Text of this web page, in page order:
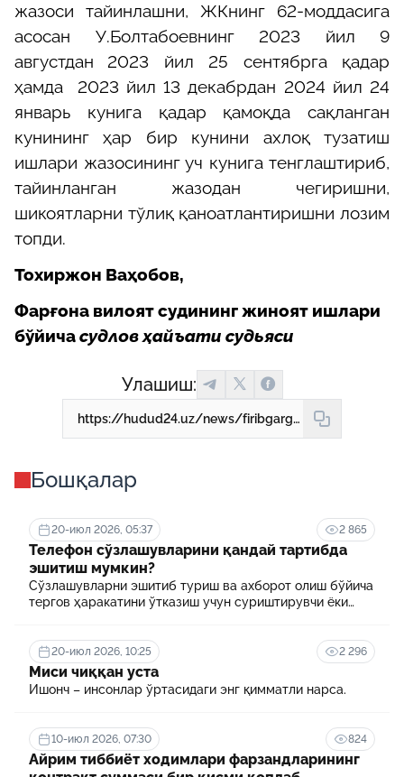
жазоси тайинлашни, ЖКнинг 62-моддасига
асосан У.Болтабоевнинг 2023 йил 9
августдан
2023 йил 25 сентябрга қадар
ҳамда
2023 йил 13 декабрдан 2024 йил 24
январь кунига қадар қамоқда сақланган
кунининг ҳар бир кунини ахлоқ тузатиш
ишлари жазосининг уч кунига тенглаштириб,
тайинланган жазодан чегиришни,
шикоятларни тўлиқ қаноатлантиришнилозим
топди.
Тохиржон Ваҳобов,
Фарғона вилоят судининг жиноят ишлари
бўйичасудлов ҳайъати судьяси
Улашиш:
https://hudud24.uz/news/firibgarga-taiinlangan-zhazo-uzgartirildi
Бошқалар
20-июл 2026, 05:37 2 865
Телефон сўзлашувларини қандай тартибда
эшитиш мумкин?
Сўзлашувларни эшитиб туриш ва ахборот олиш бўйича
тергов ҳаракатини ўтказиш учун суриштирувчи ёки
20-июл 2026, 10:25 2 296
Миси чиққан уста
Ишонч – инсонлар ўртасидаги энг қимматли нарса.
10-июл 2026, 07:30 824
Айрим тиббиёт ходимлари фарзандларининг